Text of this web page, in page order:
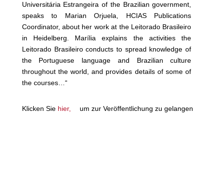
Universitária Estrangeira of the Brazilian government,
speaks to Marian Orjuela, HCIAS Publications
Coordinator, about her work at the Leitorado Brasileiro
in Heidelberg. Marília explains the activities the
Leitorado Brasileiro conducts to spread knowledge of
the Portuguese language and Brazilian culture
throughout the world, and provides details of some of
the courses…“
Klicken Sie hier, um zur Veröffentlichung zu gelangen